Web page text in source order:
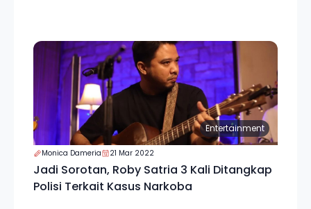
Entertainment
Monica Dameria 21 Mar 2022
Jadi Sorotan, Roby Satria 3 Kali Ditangkap
Polisi Terkait Kasus Narkoba